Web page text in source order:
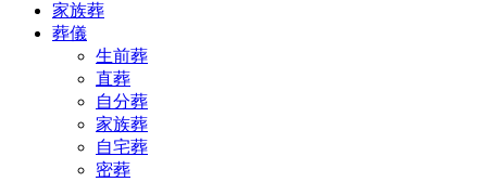
家族葬
葬儀
生前葬
直葬
自分葬
家族葬
自宅葬
密葬